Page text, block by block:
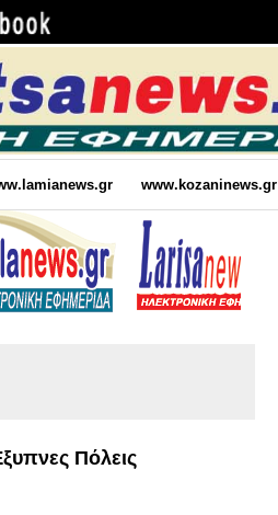
www.kozaninews.gr
Πόλεις